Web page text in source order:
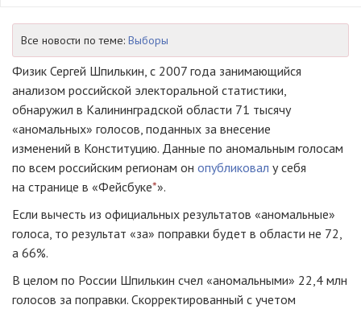
Все новости по теме: Выборы
Физик Сергей Шпилькин, с 2007 года занимающийся
анализом российской электоральной статистики,
обнаружил в Калининградской области 71 тысячу
«аномальных» голосов, поданных за внесение
изменений в Конституцию. Данные по аномальным голосам
по всем российским регионам он опубликовал у себя
на странице в «Фейсбуке*».
Если вычесть из официальных результатов «аномальные»
голоса, то результат «за» поправки будет в области не 72,
а 66%.
В целом по России Шпилькин счел «аномальными» 22,4 млн
голосов за поправки. Скорректированный с учетом